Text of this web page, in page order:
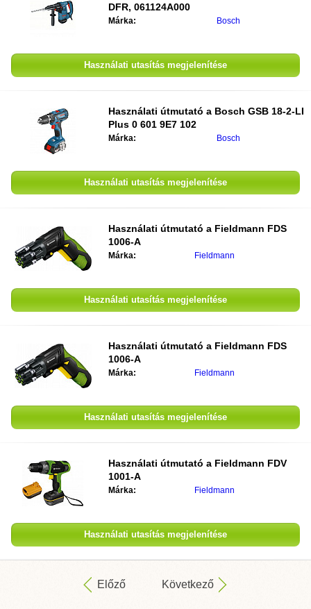
DFR, 061124A000
Márka: Bosch
Használati utasítás megjelenítése
Használati útmutató a Bosch GSB 18-2-LI
Plus 0 601 9E7 102
Márka: Bosch
Használati utasítás megjelenítése
Használati útmutató a Fieldmann FDS
1006-A
Márka: Fieldmann
Használati utasítás megjelenítése
Használati útmutató a Fieldmann FDS
1006-A
Márka: Fieldmann
Használati utasítás megjelenítése
Használati útmutató a Fieldmann FDV
1001-A
Márka: Fieldmann
Használati utasítás megjelenítése
Előző Következő